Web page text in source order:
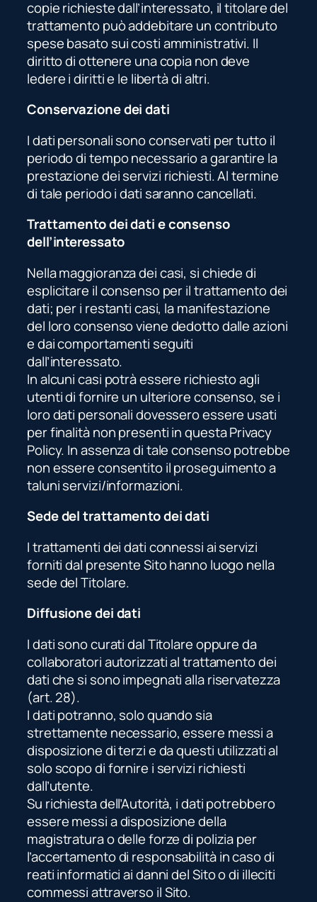
copie richieste dall’interessato, il titolare del
trattamento può addebitare un contributo
spese basato sui costi amministrativi. Il
diritto di ottenere una copia non deve
ledere i diritti e le libertà di altri.
Conservazione dei dati
I dati personali sono conservati per tutto il
periodo di tempo necessario a garantire la
prestazione dei servizi richiesti. Al termine
di tale periodo i dati saranno cancellati.
Trattamento dei dati e consenso
dell’interessato
Nella maggioranza dei casi, si chiede di
esplicitare il consenso per il trattamento dei
dati; per i restanti casi, la manifestazione
del loro consenso viene dedotto dalle azioni
e dai comportamenti seguiti
dall’interessato.
In alcuni casi potrà essere richiesto agli
utenti di fornire un ulteriore consenso, se i
loro dati personali dovessero essere usati
per finalità non presenti in questa Privacy
Policy. In assenza di tale consenso potrebbe
non essere consentito il proseguimento a
taluni servizi/informazioni.
Sede del trattamento dei dati
I trattamenti dei dati connessi ai servizi
forniti dal presente Sito hanno luogo nella
sede del Titolare.
Diffusione dei dati
I dati sono curati dal Titolare oppure da
collaboratori autorizzati al trattamento dei
dati che si sono impegnati alla riservatezza
(art. 28).
I dati potranno, solo quando sia
strettamente necessario, essere messi a
disposizione di terzi e da questi utilizzati al
solo scopo di fornire i servizi richiesti
dall’utente.
Su richiesta dell’Autorità, i dati potrebbero
essere messi a disposizione della
magistratura o delle forze di polizia per
l’accertamento di responsabilità in caso di
reati informatici ai danni del Sito o di illeciti
commessi attraverso il Sito.